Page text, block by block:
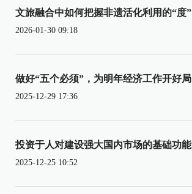
文旅融合中如何把握非遗活化利用的“度”
2026-01-30 09:18
做好“五个必须”，为明年经济工作开好局
2025-12-29 17:36
投资于人对建设强大国内市场的基础功能
2025-12-25 10:52